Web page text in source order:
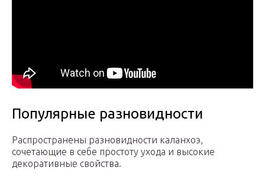
Популярные разновидности
Распространены разновидности каланхоэ,
сочетающие в себе простоту ухода и высокие
декоративные свойства.